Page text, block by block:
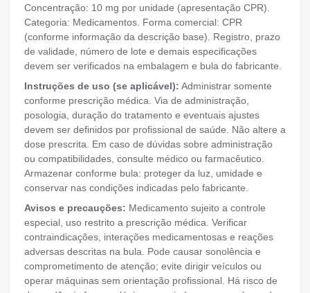
Concentração: 10 mg por unidade (apresentação CPR).
Categoria: Medicamentos. Forma comercial: CPR
(conforme informação da descrição base). Registro, prazo
de validade, número de lote e demais especificações
devem ser verificados na embalagem e bula do fabricante.
Instruções de uso (se aplicável): Administrar somente
conforme prescrição médica. Via de administração,
posologia, duração do tratamento e eventuais ajustes
devem ser definidos por profissional de saúde. Não altere a
dose prescrita. Em caso de dúvidas sobre administração
ou compatibilidades, consulte médico ou farmacêutico.
Armazenar conforme bula: proteger da luz, umidade e
conservar nas condições indicadas pelo fabricante.
Avisos e precauções: Medicamento sujeito a controle
especial, uso restrito a prescrição médica. Verificar
contraindicações, interações medicamentosas e reações
adversas descritas na bula. Pode causar sonolência e
comprometimento de atenção; evite dirigir veículos ou
operar máquinas sem orientação profissional. Há risco de